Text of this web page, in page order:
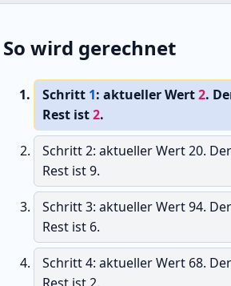
So wird gerechnet
Schritt 1: aktueller Wert2.
Rest ist2.
Schritt 2: aktueller Wert 20.
Rest ist 9.
Schritt 3: aktueller Wert 94.
Rest ist 6.
Schritt 4: aktueller Wert 68.